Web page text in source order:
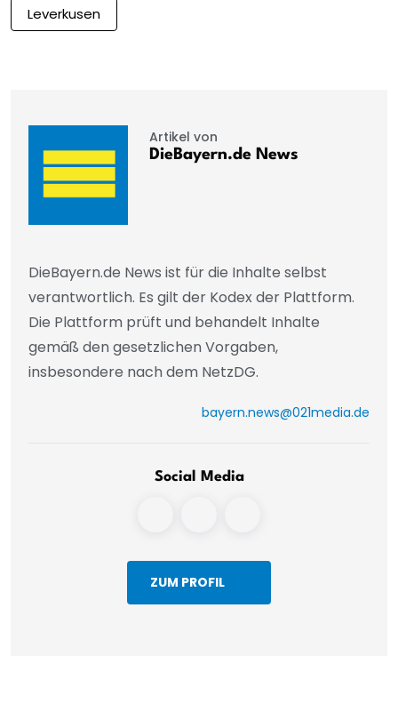
Leverkusen
Artikel von
DieBayern.de News
DieBayern.de News ist für die Inhalte selbst
verantwortlich. Es gilt der Kodex der Plattform.
Die Plattform prüft und behandelt Inhalte
gemäß den gesetzlichen Vorgaben,
insbesondere nach dem NetzDG.
bayern.news@021media.de
Social Media
ZUM PROFIL